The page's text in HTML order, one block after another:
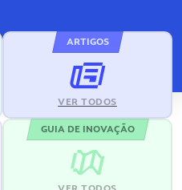
ARTIGOS
VER TODOS
GUIA DE INOVAÇÃO